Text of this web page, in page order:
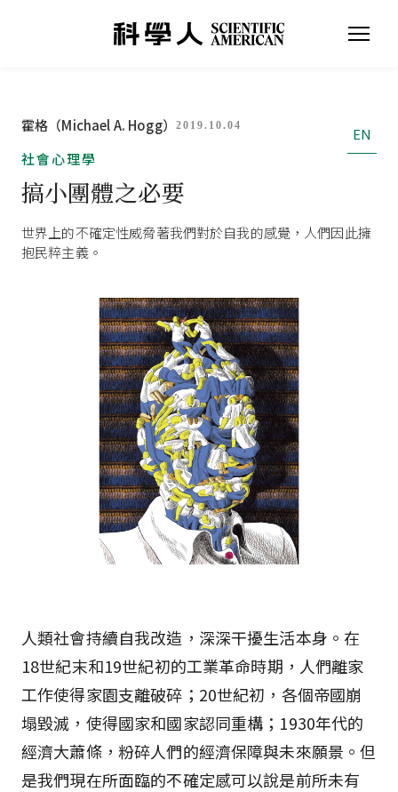
霍格（Michael A. Hogg） 2019.10.04
EN
社會心理學
搞小團體之必要
世界上的不確定性威脅著我們對於自我的感覺，人們因此擁
抱民粹主義。
人類社會持續自我改造，深深干擾生活本身。在
18世紀末和19世紀初的工業革命時期，人們離家
工作使得家園支離破碎；20世紀初，各個帝國崩
塌毀滅，使得國家和國家認同重構；1930年代的
經濟大蕭條，粉碎人們的經濟保障與未來願景。但
是我們現在所面臨的不確定感可以說是前所未有